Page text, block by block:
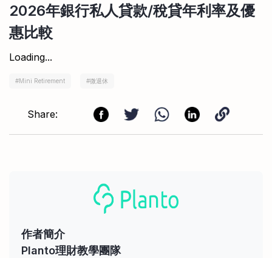
2026年銀行私人貸款/稅貸年利率及優
惠比較
Loading...
#Mini Retirement #微退休
Share:
作者簡介
Planto理財教學團隊